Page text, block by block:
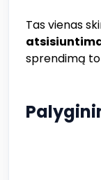
Tas vienas
sprendimą